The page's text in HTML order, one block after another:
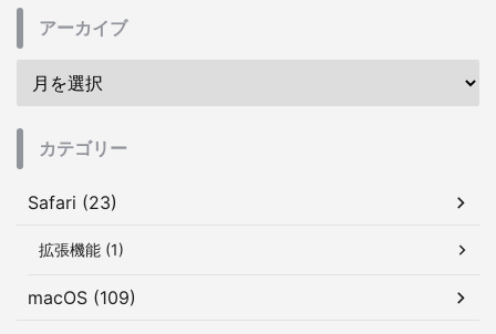
アーカイブ
カテゴリー
Safari (23)
拡張機能 (1)
macOS (109)